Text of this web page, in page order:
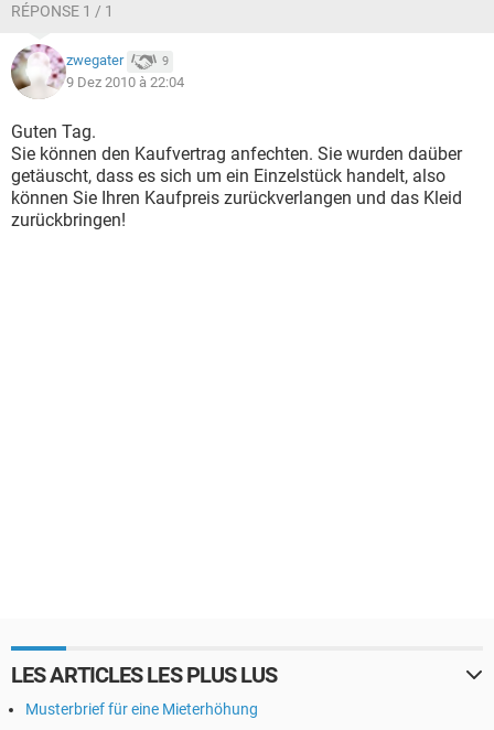
RÉPONSE 1 / 1
zwegater 9
9 Dez 2010 à 22:04
Guten Tag.
Sie können den Kaufvertrag anfechten. Sie wurden daüber
getäuscht, dass es sich um ein Einzelstück handelt, also
können Sie Ihren Kaufpreis zurückverlangen und das Kleid
zurückbringen!
LES ARTICLES LES PLUS LUS
Musterbrief für eine Mieterhöhung